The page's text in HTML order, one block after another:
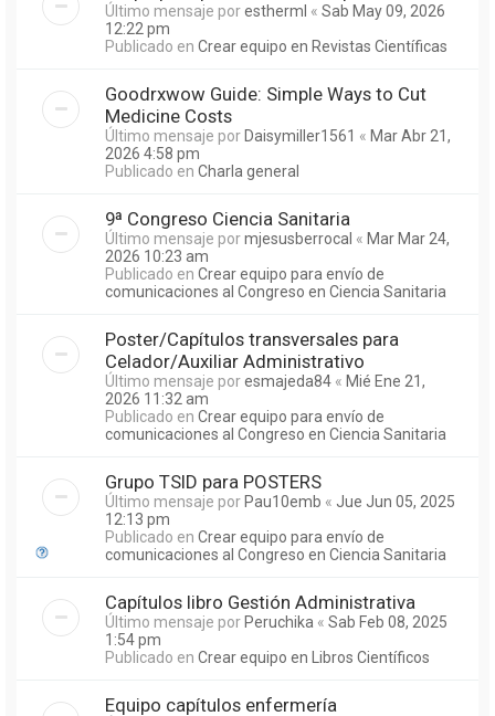
Último mensaje porestherml « Sab May 09, 2026
12:22 pm
Publicado en Crear equipo en Revistas Científicas
Goodrxwow Guide: Simple Ways to Cut
Medicine Costs
Último mensaje por Daisymiller1561 « Mar Abr 21,
2026 4:58 pm
Publicado en Charla general
9ª Congreso Ciencia Sanitaria
Último mensaje pormjesusberrocal « Mar Mar 24,
2026 10:23 am
Publicado en Crear equipo para envío de
comunicaciones al Congreso en Ciencia Sanitaria
Poster/Capítulos transversales para
Celador/Auxiliar Administrativo
Último mensaje poresmajeda84 « Mié Ene 21,
2026 11:32 am
Publicado en Crear equipo para envío de
comunicaciones al Congreso en Ciencia Sanitaria
Grupo TSID para POSTERS
Último mensaje por Pau10emb « Jue Jun 05, 2025
12:13 pm
Publicado en Crear equipo para envío de
comunicaciones al Congreso en Ciencia Sanitaria
Capítulos libro Gestión Administrativa
Último mensaje por Peruchika « Sab Feb 08, 2025
1:54 pm
Publicado en Crear equipo en Libros Científicos
Equipo capítulos enfermería